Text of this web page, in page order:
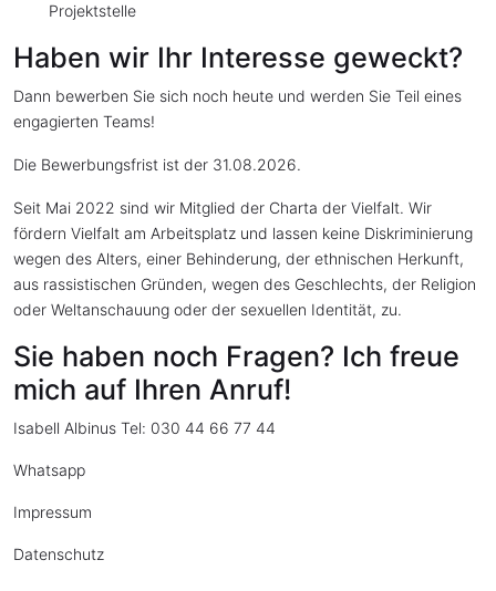
Projektstelle
Haben wir Ihr Interesse geweckt?
Dann bewerben Sie sich noch heute und werden Sie Teil eines
engagierten Teams!
Die Bewerbungsfrist ist der 31.08.2026.
Seit Mai 2022 sind wir Mitglied der Charta der Vielfalt. Wir
fördern Vielfalt am Arbeitsplatz und lassen keine Diskriminierung
wegen des Alters, einer Behinderung, der ethnischen Herkunft,
aus rassistischen Gründen, wegen des Geschlechts, der Religion
oder Weltanschauung oder der sexuellen Identität, zu.
Sie haben noch Fragen? Ich freue
mich auf Ihren Anruf!
Isabell Albinus Tel: 030 44 66 77 44
Whatsapp
Impressum
Datenschutz